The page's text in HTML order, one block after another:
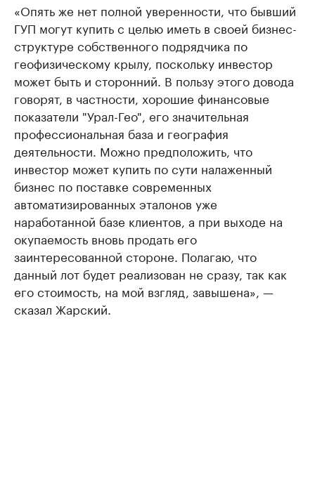
«Опять же нет полной уверенности, что бывший
ГУП могут купить с целью иметь в своей бизнес-
структуре собственного подрядчика по
геофизическому крылу, поскольку инвестор
может быть и сторонний. В пользу этого довода
говорят, в частности, хорошие финансовые
показатели "Урал-Гео", его значительная
профессиональная база и география
деятельности. Можно предположить, что
инвестор может купить по сути налаженный
бизнес по поставке современных
автоматизированных эталонов уже
наработанной базе клиентов, а при выходе на
окупаемость вновь продать его
заинтересованной стороне. Полагаю, что
данный лот будет реализован не сразу, так как
его стоимость, на мой взгляд, завышена», —
сказал Жарский.